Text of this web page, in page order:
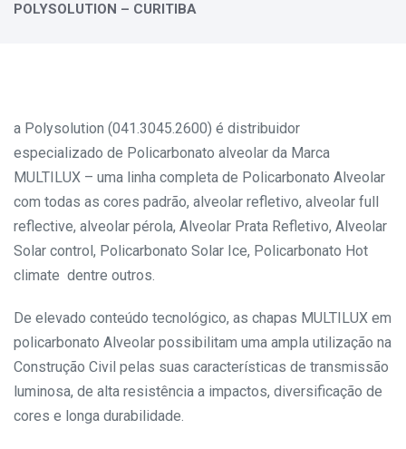
POLYSOLUTION – CURITIBA
a Polysolution (041.3045.2600) é distribuidor
especializado de Policarbonato alveolar da Marca
MULTILUX – uma linha completa de Policarbonato Alveolar
com todas as cores padrão, alveolar refletivo, alveolar full
reflective, alveolar pérola, Alveolar Prata Refletivo, Alveolar
Solar control, Policarbonato Solar Ice, Policarbonato Hot
climate dentre outros.
De elevado conteúdo tecnológico, as chapas MULTILUX em
policarbonato Alveolar possibilitam uma ampla utilização na
Construção Civil pelas suas características de transmissão
luminosa, de alta resistência a impactos, diversificação de
cores e longa durabilidade.